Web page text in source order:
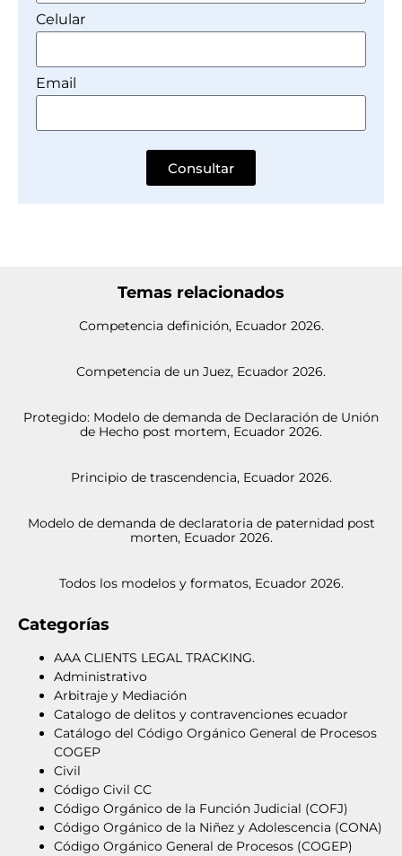
Celular
Email
Consultar
Temas relacionados
Competencia definición, Ecuador 2026.
Competencia de un Juez, Ecuador 2026.
Protegido: Modelo de demanda de Declaración de Unión
de Hecho post mortem, Ecuador 2026.
Principio de trascendencia, Ecuador 2026.
Modelo de demanda de declaratoria de paternidad post
morten, Ecuador 2026.
Todos los modelos y formatos, Ecuador 2026.
Categorías
AAA CLIENTS LEGAL TRACKING.
Administrativo
Arbitraje y Mediación
Catalogo de delitos y contravenciones ecuador
Catálogo del Código Orgánico General de Procesos
COGEP
Civil
Código Civil CC
Código Orgánico de la Función Judicial (COFJ)
Código Orgánico de la Niñez y Adolescencia (CONA)
Código Orgánico General de Procesos (COGEP)